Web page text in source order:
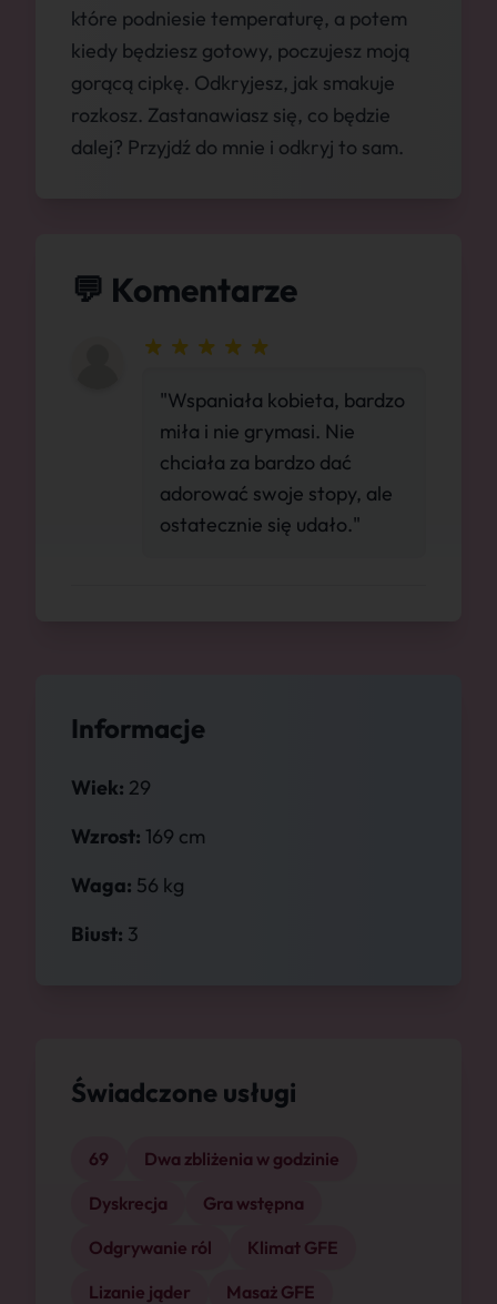
Informacje
Wiek: 29
Wzrost: 169 cm
Waga: 56 kg
Biust: 3
Świadczone usługi
69
Dwa zbliżenia w godzinie
Dyskrecja
Gra wstępna
Odgrywanie ról
Klimat GFE
Lizanie jąder
Masaż GFE
które podniesie temperaturę, a potem
kiedy będziesz gotowy, poczujesz moją
gorącą cipkę. Odkryjesz, jak smakuje
rozkosz. Zastanawiasz się, co będzie
dalej? Przyjdź do mnie i odkryj to sam.
💬 Komentarze
"Wspaniała kobieta, bardzo
miła i nie grymasi. Nie
chciała za bardzo dać
adorować swoje stopy, ale
ostatecznie się udało."